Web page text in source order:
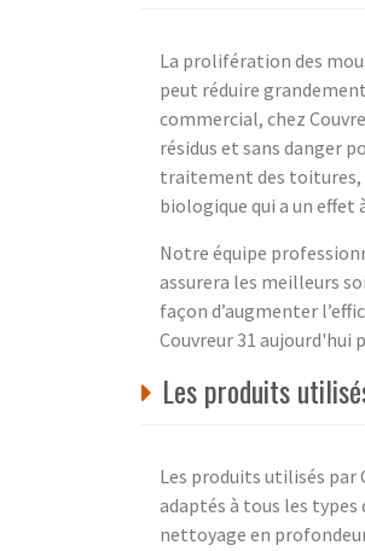
La prolifération des
peut réduire
commercial, chez
résidus et sans danger
traitement des toitures,
biologique qui a un effet
Notre équipe
assurera les meilleurs
façon d’augmenter
Couvreur 31
Les produits
Les produits utilisés par
adaptés à tous les
nettoyage en